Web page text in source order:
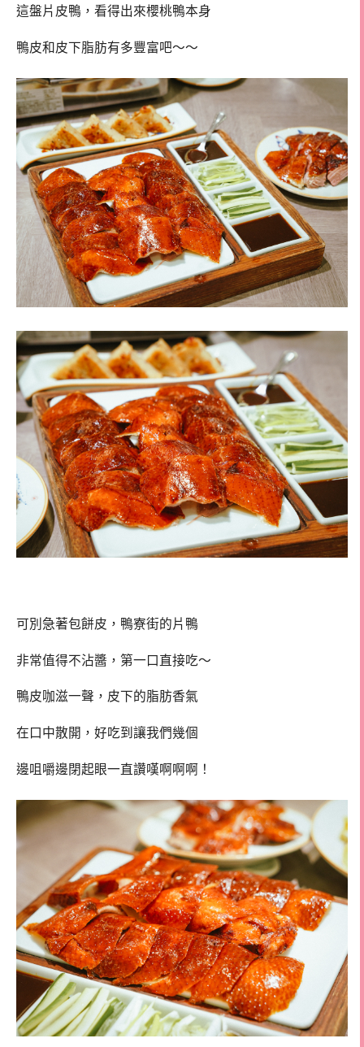
這盤片皮鴨，看得出來櫻桃鴨本身
鴨皮和皮下脂肪有多豐富吧～～
可別急著包餅皮，鴨寮街的片鴨
非常值得不沾醬，第一口直接吃～
鴨皮咖滋一聲，皮下的脂肪香氣
在口中散開，好吃到讓我們幾個
邊咀嚼邊閉起眼一直讚嘆啊啊啊！